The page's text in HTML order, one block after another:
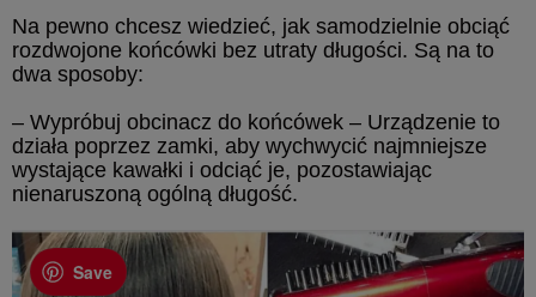
Na pewno chcesz wiedzieć, jak samodzielnie obciąć
rozdwojone końcówki bez utraty długości. Są na to
dwa sposoby:
– Wypróbuj obcinacz do końcówek – Urządzenie to
działa poprzez zamki, aby wychwycić najmniejsze
wystające kawałki i odciąć je, pozostawiając
nienaruszoną ogólną długość.
Save